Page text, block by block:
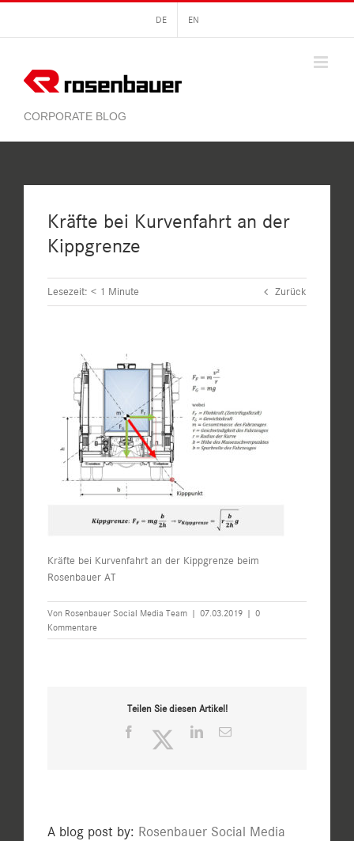
springen
DE EN
Kräfte bei Kurvenfahrt an der
Kippgrenze
Lesezeit: < 1 Minute Zurück
Kräfte bei Kurvenfahrt an der Kippgrenze beim
Rosenbauer AT
Von Rosenbauer Social Media Team | 07.03.2019 | 0
Kommentare
Teilen Sie diesen Artikel!
Facebook TwitterLinkedIn
E-
A blog post by: Rosenbauer Social Media